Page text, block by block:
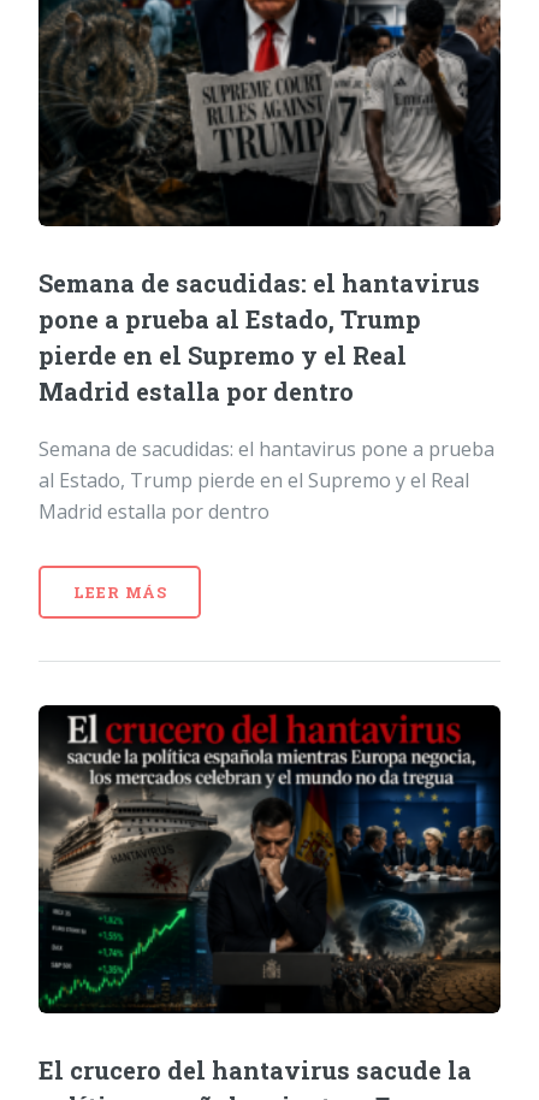
Semana de sacudidas: el hantavirus
pone a prueba al Estado, Trump
pierde en el Supremo y el Real
Madrid estalla por dentro
Semana de sacudidas: el hantavirus pone a prueba
al Estado, Trump pierde en el Supremo y el Real
Madrid estalla por dentro
LEER MÁS
El crucero del hantavirus sacude la